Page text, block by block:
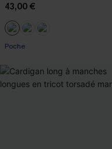
43,00 €
Poche